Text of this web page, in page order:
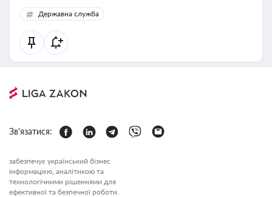
Державна служба
Зв'язатися:
забезпечує український бізнес
інформацією, аналітикою та
технологічними рішеннями для
ефективної та безпечної роботи.